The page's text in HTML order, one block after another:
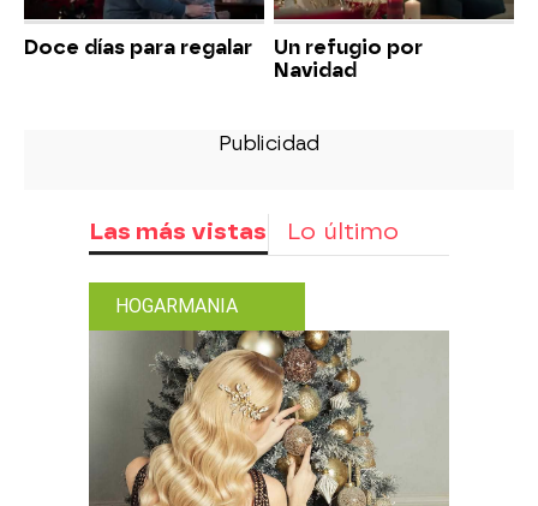
Doce días para regalar
Un refugio por
Navidad
Las más vistas Lo último
HOGARMANIA